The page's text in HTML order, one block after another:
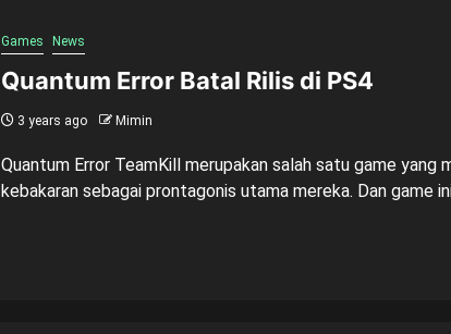
Games News
Quantum Error Batal Rilis di PS4
3 years ago Mimin
Quantum Error TeamKill merupakan salah satu game yang
kebakaran sebagai prontagonis utama mereka. Dan game